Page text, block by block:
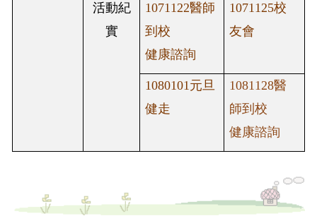
活動紀
實
1071122醫師
到校
健康諮詢
1071125校
友會
1080101元旦
健走
1081128醫
師到校
健康諮詢